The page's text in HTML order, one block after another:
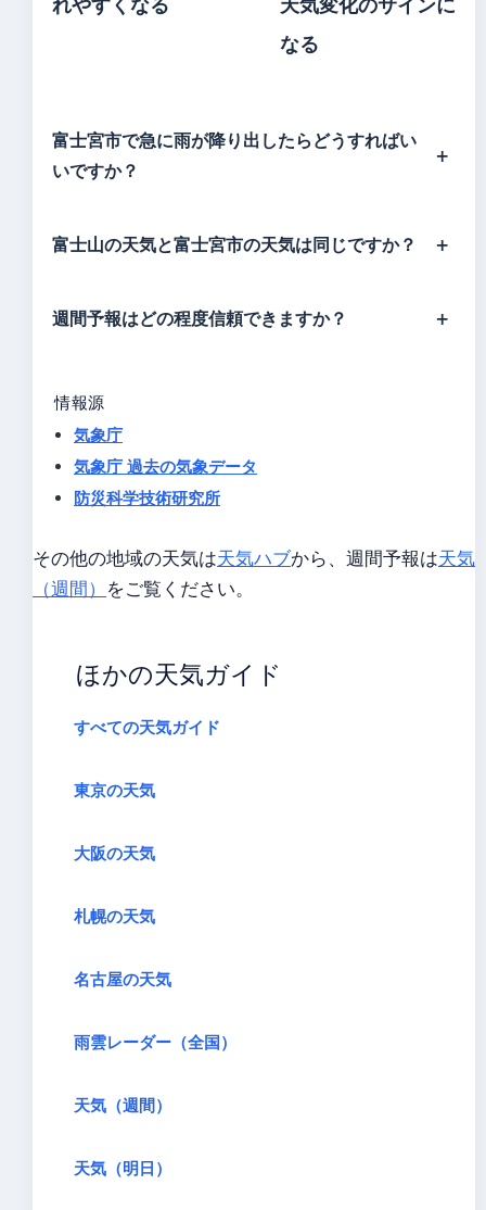
なる
富士宮市で急に雨が降り出したらどうすればい
いですか？
富士山の天気と富士宮市の天気は同じですか？
週間予報はどの程度信頼できますか？
情報源
気象庁
気象庁 過去の気象データ
防災科学技術研究所
その他の地域の天気は天気ハブから、週間予報は天気
（週間） をご覧ください。
ほかの天気ガイド
すべての天気ガイド
東京の天気
大阪の天気
札幌の天気
名古屋の天気
雨雲レーダー（全国）
天気（週間）
天気（明日）